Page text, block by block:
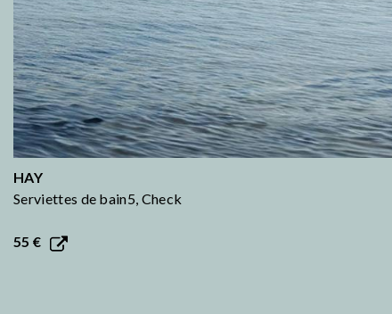
HAY
Serviettes de bain5, Check
55 €